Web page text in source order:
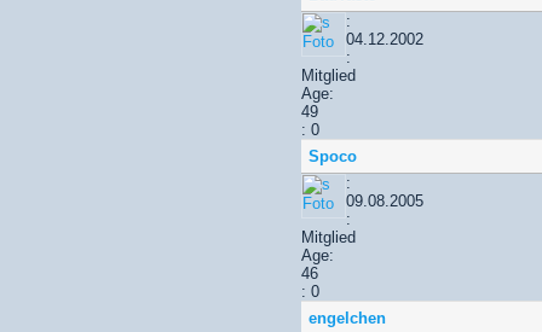
:
04.12.2002
:
Mitglied
Age:
49
: 0
Spoco
:
09.08.2005
:
Mitglied
Age:
46
: 0
engelchen